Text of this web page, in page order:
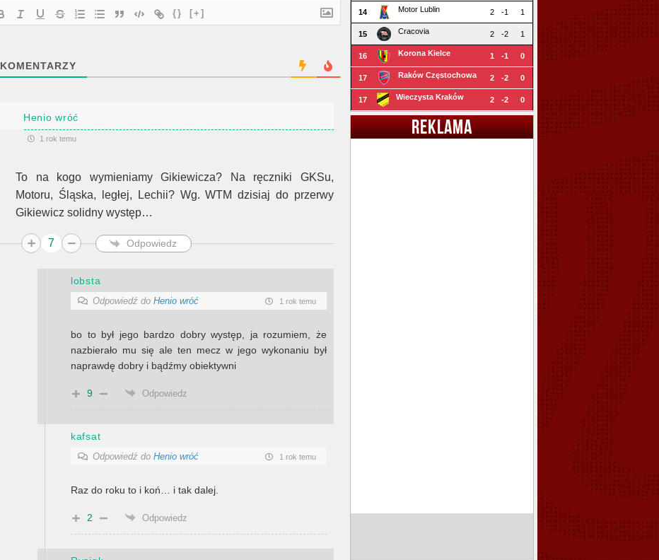
{} [+]
KOMENTARZY
Henio wróć
1 rok temu
To na kogo wymieniamy Gikiewicza? Na ręczniki GKSu,
Motoru, Śląska, ległej, Lechii? Wg. WTM dzisiaj do przerwy
Gikiewicz solidny występ…
7 Odpowiedz
lobsta
Odpowiedź do Henio wróć 1 rok temu
bo to był jego bardzo dobry występ, ja rozumiem, że
nazbierało mu się ale ten mecz w jego wykonaniu był
naprawdę dobry i bądźmy obiektywni
9 Odpowiedz
kafsat
Odpowiedź do Henio wróć 1 rok temu
Raz do roku to i koń… i tak dalej.
2 Odpowiedz
14 Motor Lublin 2 -1 1
15 Cracovia 2 -2 1
16 Korona Kielce 1 -1 0
17 Raków Częstochowa 2 -2 0
17 Wieczysta Kraków 2 -2 0
REKLAMA